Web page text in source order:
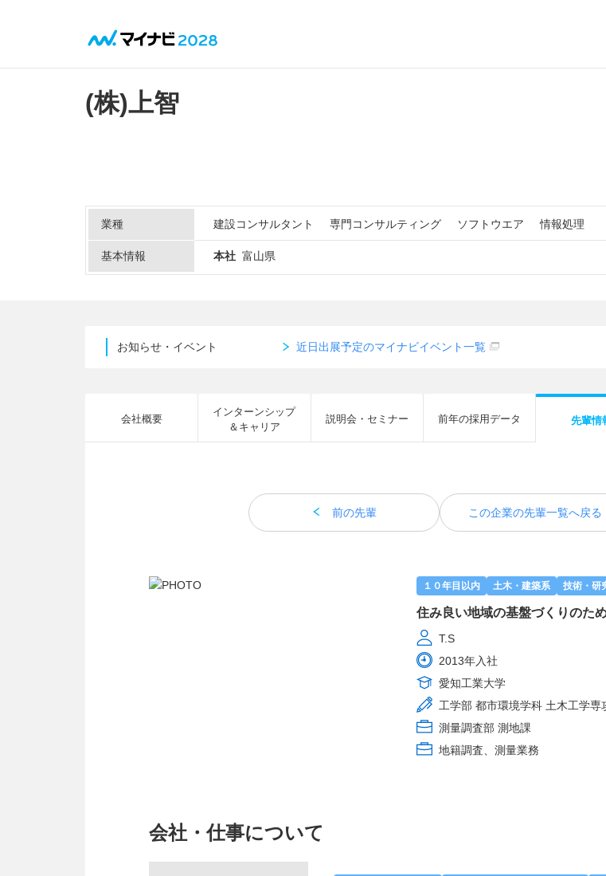
(株)上智
業種 建設コンサルタント 専門コンサルティング ソフトウエア 情報処理
基本情報 本社 富山県
お知らせ・イベント 近日出展予定のマイナビイベント一覧
会社概要
インターンシップ
＆キャリア
説明会・セミナー 前年の採用データ 先輩情
前の先輩 この企業の先輩一覧へ戻る
１０年目以内 土木・建築系 技術・研
住み良い地域の基盤づくりのた
T.S
2013年入社
愛知工業大学
工学部 都市環境学科 土木工学専
測量調査部 測地課
地籍調査、測量業務
会社・仕事について